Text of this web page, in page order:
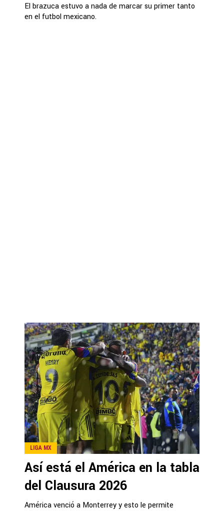
El brazuca estuvo a nada de marcar su primer tanto
en el futbol mexicano.
LIGA MX
Así está el América en la tabla
del Clausura 2026
América venció a Monterrey y esto le permite